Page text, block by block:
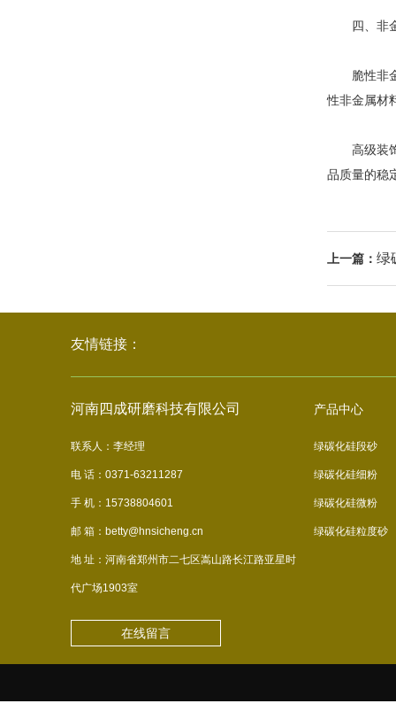
四、非金
脆性非金
性非金属材
高级装饰
品质量的稳
上一篇： 绿
友情链接：
河南四成研磨科技有限公司
联系人：李经理
电 话：0371-63211287
手 机：15738804601
邮 箱：betty@hnsicheng.cn
地 址：河南省郑州市二七区嵩山路长江路亚星时
代广场1903室
在线留言
产品中心
绿碳化硅段砂
绿碳化硅细粉
绿碳化硅微粉
绿碳化硅粒度砂